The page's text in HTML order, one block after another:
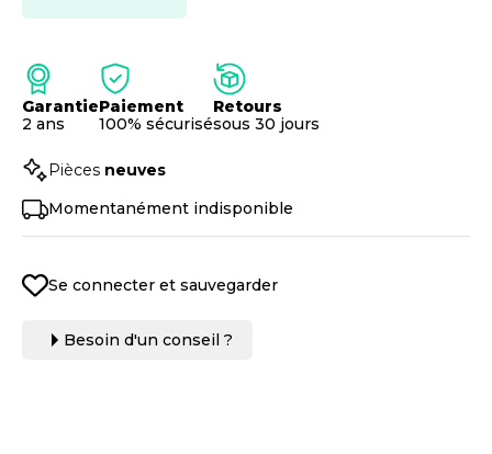
Garantie
2 ans
Paiement
100% sécurisé
Retours
sous 30 jours
Pièces neuves
Momentanément indisponible
Se connecter et sauvegarder
Besoin d'un conseil ?